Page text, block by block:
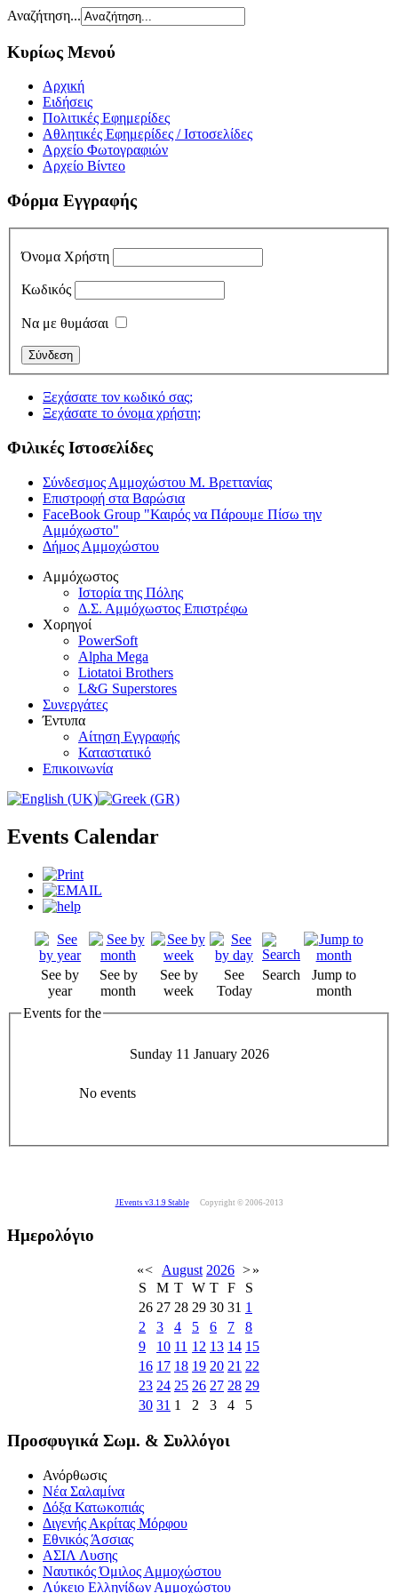
Αναζήτηση...
Κυρίως Μενού
Αρχική
Ειδήσεις
Πολιτικές Εφημερίδες
Αθλητικές Εφημερίδες / Ιστοσελίδες
Αρχείο Φωτογραφιών
Αρχείο Βίντεο
Φόρμα Εγγραφής
Όνομα Χρήστη
Κωδικός
Να με θυμάσαι
Ξεχάσατε τον κωδικό σας;
Ξεχάσατε το όνομα χρήστη;
Φιλικές Ιστοσελίδες
Σύνδεσμος Αμμοχώστου Μ. Βρεττανίας
Επιστροφή στα Βαρώσια
FaceBook Group "Καιρός να Πάρουμε Πίσω την
Αμμόχωστο"
Δήμος Αμμοχώστου
Αμμόχωστος
Ιστορία της Πόλης
Δ.Σ. Αμμόχωστος Επιστρέφω
Χορηγοί
PowerSoft
Alpha Mega
Liotatoi Brothers
L&G Superstores
Συνεργάτες
Έντυπα
Αίτηση Εγγραφής
Καταστατικό
Επικοινωνία
Events Calendar
See by
year
See by
month
See by
week
See
Today
Search
Jump to
month
Events for the
Sunday 11 January 2026
No events
JEvents v3.1.9 Stable Copyright © 2006-2013
Ημερολόγιο
«< August 2026 >»
S
M T W T F
S
26 27 28 29 30 31 1
2
3 4 5 6 7
8
9
10 11 12 13 14 15
16 17 18 19 20 21 22
23 24 25 26 27 28 29
30 31 1 2 3 4 5
Προσφυγικά Σωμ. & Συλλόγοι
Ανόρθωσις
Νέα Σαλαμίνα
Δόξα Κατωκοπιάς
Διγενής Ακρίτας Μόρφου
Εθνικός Άσσιας
ΑΣΙΛ Λυσης
Ναυτικός Όμιλος Αμμοχώστου
Λύκειο Ελληνίδων Αμμοχώστου